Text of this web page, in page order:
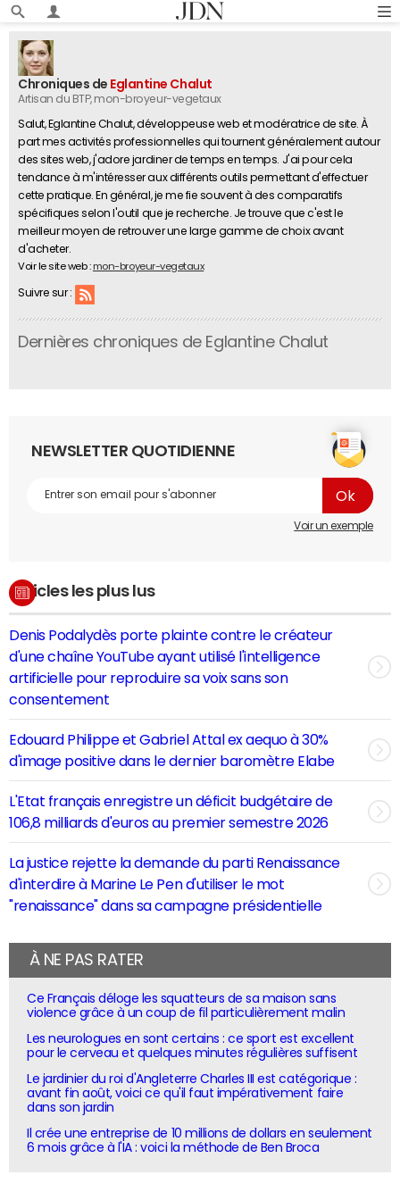
Chroniques de Eglantine Chalut
Artisan du BTP, mon-broyeur-vegetaux
Salut, Eglantine Chalut, développeuse web et modératrice de site. À
part mes activités professionnelles qui tournent généralement autour
des sites web, j'adore jardiner de temps en temps. J'ai pour cela
tendance à m'intéresser aux différents outils permettant d'effectuer
cette pratique. En général, je me fie souvent à des comparatifs
spécifiques selon l'outil que je recherche. Je trouve que c'est le
meilleur moyen de retrouver une large gamme de choix avant
d'acheter.
Voir le site web :mon-broyeur-vegetaux
Suivre sur :
Dernières chroniques de Eglantine Chalut
NEWSLETTER QUOTIDIENNE
Voir un exemple
Articles les plus lus
Denis Podalydès porte plainte contre le créateur
d'une chaîne YouTube ayant utilisé l'intelligence
artificielle pour reproduire sa voix sans son
consentement
Edouard Philippe et Gabriel Attal ex aequo à 30%
d'image positive dans le dernier baromètre Elabe
L'Etat français enregistre un déficit budgétaire de
106,8 milliards d'euros au premier semestre 2026
La justice rejette la demande du parti Renaissance
d'interdire à Marine Le Pen d'utiliser le mot
"renaissance" dans sa campagne présidentielle
À NE PAS RATER
Ce Français déloge les squatteurs de sa maison sans
violence grâce à un coup de fil particulièrement malin
Les neurologues en sont certains : ce sport est excellent
pour le cerveau et quelques minutes régulières suffisent
Le jardinier du roi d'Angleterre Charles III est catégorique :
avant fin août, voici ce qu'il faut impérativement faire
dans son jardin
Il crée une entreprise de 10 millions de dollars en seulement
6 mois grâce à l'IA : voici la méthode de Ben Broca